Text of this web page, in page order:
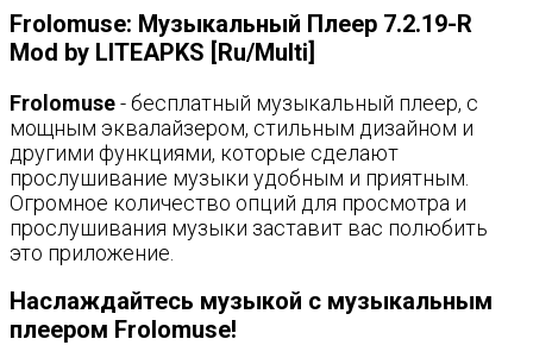
Frolomuse: Музыкальный Плеер 7.2.19-R
Mod by LITEAPKS [Ru/Multi]
Frolomuse- бесплатный музыкальный плеер, с
мощным эквалайзером, стильным дизайном и
другими функциями, которые сделают
прослушивание музыки удобным и приятным.
Огромное количество опций для просмотра и
прослушивания музыки заставит вас полюбить
это приложение.
Наслаждайтесь музыкой с музыкальным
плеером Frolomuse!